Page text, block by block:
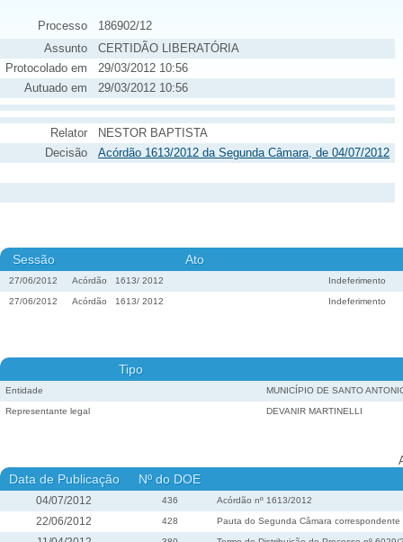
Processo
186902/12
Assunto
CERTIDÃO LIBERATÓRIA
Protocolado em
29/03/2012 10:56
Autuado em
29/03/2012 10:56
Relator
NESTOR BAPTISTA
Decisão
Acórdão 1613/2012 da Segunda Câmara, de 04/07/2012
Sessão Ato
27/06/2012 Acórdão 1613/ 2012 Indeferimento
27/06/2012 Acórdão 1613/ 2012 Indeferimento
Tipo
Entidade MUNICÍPIO DE SANTO
Representante legal DEVANIR MARTINELLI
Data de Publicação Nº do DOE
04/07/2012 436 Acórdão nº 1613/2012
22/06/2012 428 Pauta do Segunda Câmara